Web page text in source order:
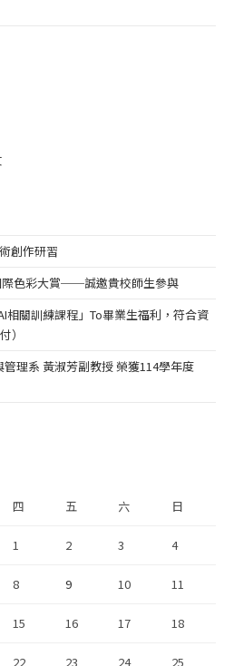
創作研習
際色彩大賞──誠邀貴校師生參與
相關訓練課程」To畢業生福利，符合資
）
理系 黃淑芳副教授 榮獲114學年度
四 五 六 日
1 2 3 4
8 9 10 11
15 16 17 18
22 23 24 25